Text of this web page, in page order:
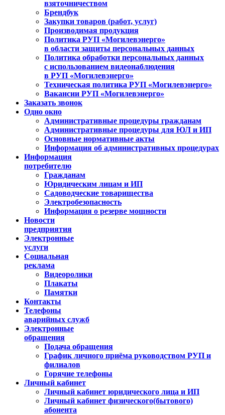
взяточничеством
Брендбук
Закупки товаров (работ, услуг)
Производимая продукция
Политика РУП «Могилевэнерго»
в области защиты персональных данных
Политика обработки персональных данных
с использованием видеонаблюдения
в РУП «Могилевэнерго»
Техническая политика РУП «Могилевэнерго»
Вакансии РУП «Могилевэнерго»
Заказать звонок
Одно окно
Административные процедуры гражданам
Административные процедуры для ЮЛ и ИП
Основные нормативные акты
Информация об административных процедурах
Информация
потребителю
Гражданам
Юридическим лицам и ИП
Садоводческие товарищества
Электробезопасность
Информация о резерве мощности
Новости
предприятия
Электронные
услуги
Социальная
реклама
Видеоролики
Плакаты
Памятки
Контакты
Телефоны
аварийных служб
Электронные
обращения
Подача обращения
График личного приёма руководством РУП и
филиалов
Горячие телефоны
Личный кабинет
Личный кабинет юридического лица и ИП
Личный кабинет физического(бытового)
абонента